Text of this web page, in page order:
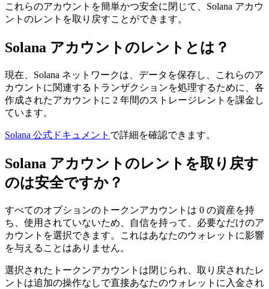
これらのアカウントを簡単かつ安全に閉じて、Solana アカウ
ントのレントを取り戻すことができます。
Solana アカウントのレントとは？
現在、Solana ネットワークは、データを保存し、これらのア
カウントに関連するトランザクションを処理するために、各
作成されたアカウントに 2 年間のストレージレントを課金し
ています。
Solana 公式ドキュメント で詳細を確認できます。
Solana アカウントのレントを取り戻す
のは安全ですか？
すべてのオプションのトークンアカウントは 0 の資産を持
ち、使用されていないため、自信を持って、必要なだけのア
カウントを選択できます。これはあなたのウォレットに影響
を与えることはありません。
選択されたトークンアカウントは閉じられ、取り戻されたレ
ントは追加の操作なしで直接あなたのウォレットに入金され